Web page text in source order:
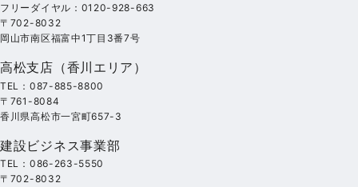
フリーダイヤル：0120-928-663
〒702-8032
岡山市南区福富中1丁目3番7号
高松支店（香川エリア）
TEL：087-885-8800
〒761-8084
香川県高松市一宮町657-3
建設ビジネス事業部
TEL：086-263-5550
〒702-8032